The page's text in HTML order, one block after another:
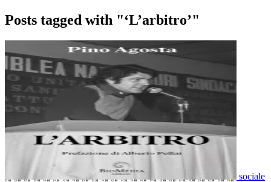
Posts tagged with "‘L’arbitro’"
sociale